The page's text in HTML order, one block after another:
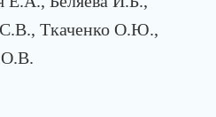
Ткаченко О.Ю.,
О.В.